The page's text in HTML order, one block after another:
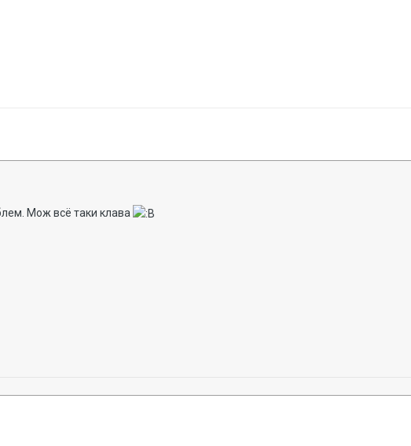
Мож всё таки клава